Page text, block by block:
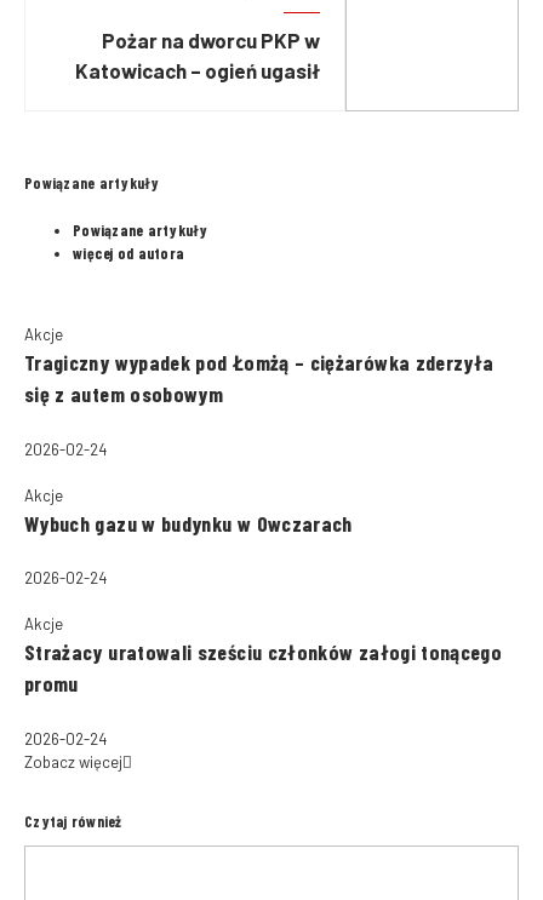
Pożar na dworcu PKP w
Katowicach – ogień ugasił
Powiązane artykuły
Powiązane artykuły
więcej od autora
Akcje
Tragiczny wypadek pod Łomżą – ciężarówka zderzyła
się z autem osobowym
2026-02-24
Akcje
Wybuch gazu w budynku w Owczarach
2026-02-24
Akcje
Strażacy uratowali sześciu członków załogi tonącego
promu
2026-02-24
Zobacz więcej
Czytaj również